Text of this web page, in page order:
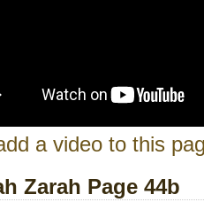
a video to this
Zarah Page 44b